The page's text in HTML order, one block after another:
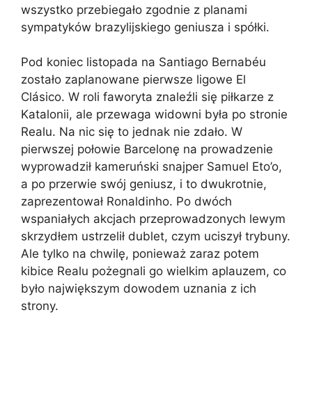
wszystko przebiegało zgodnie z planami
sympatyków brazylijskiego geniusza i spółki.
Pod koniec listopada na Santiago Bernabéu
zostało zaplanowane pierwsze ligowe El
Clásico. W roli faworyta znaleźli się piłkarze z
Katalonii, ale przewaga widowni była po stronie
Realu. Na nic się to jednak nie zdało. W
pierwszej połowie Barcelonę na prowadzenie
wyprowadził kameruński snajper Samuel Eto’o,
a po przerwie swój geniusz, i to dwukrotnie,
zaprezentował Ronaldinho. Po dwóch
wspaniałych akcjach przeprowadzonych lewym
skrzydłem ustrzelił dublet, czym uciszył trybuny.
Ale tylko na chwilę, ponieważ zaraz potem
kibice Realu pożegnali go wielkim aplauzem, co
było największym dowodem uznania z ich
strony.